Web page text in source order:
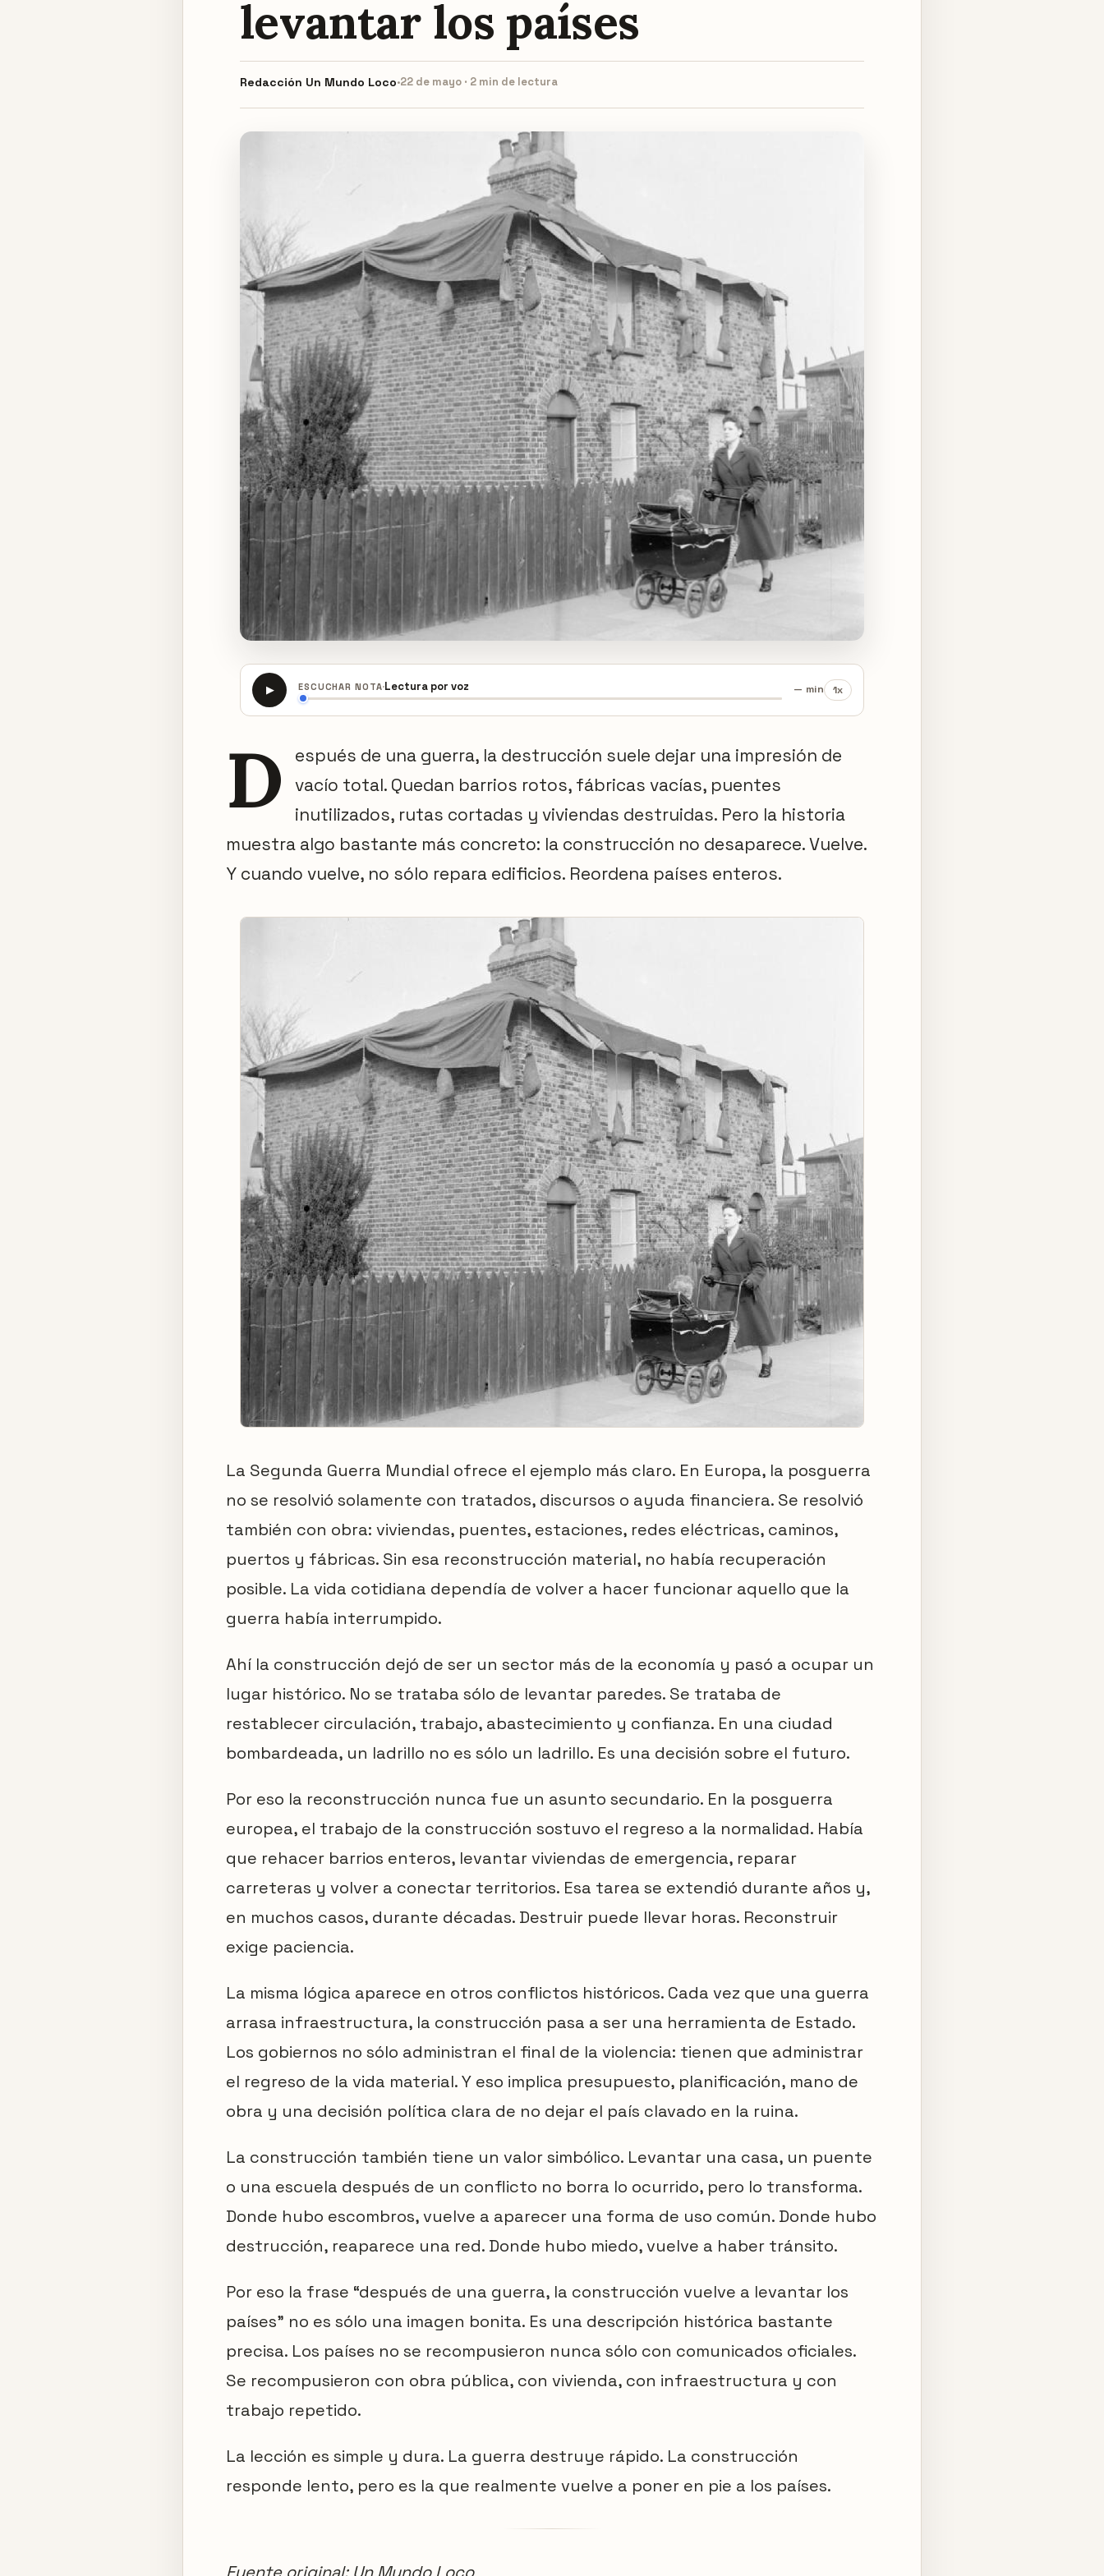
levantar los países
Redacción Un Mundo Loco·22 de mayo · 2 min de lectura
▶ ESCUCHAR NOTA·Lectura por voz — min 1x
D
espués de una guerra, la destrucción suele dejar una impresión de
vacío total. Quedan barrios rotos, fábricas vacías, puentes
inutilizados, rutas cortadas y viviendas destruidas. Pero la historia
muestra algo bastante más concreto: la construcción no desaparece. Vuelve.
Y cuando vuelve, no sólo repara edificios. Reordena países enteros.
La Segunda Guerra Mundial ofrece el ejemplo más claro. En Europa, la posguerra
no se resolvió solamente con tratados, discursos o ayuda financiera. Se resolvió
también con obra: viviendas, puentes, estaciones, redes eléctricas, caminos,
puertos y fábricas. Sin esa reconstrucción material, no había recuperación
posible. La vida cotidiana dependía de volver a hacer funcionar aquello que la
guerra había interrumpido.
Ahí la construcción dejó de ser un sector más de la economía y pasó a ocupar un
lugar histórico. No se trataba sólo de levantar paredes. Se trataba de
restablecer circulación, trabajo, abastecimiento y confianza. En una ciudad
bombardeada, un ladrillo no es sólo un ladrillo. Es una decisión sobre el futuro.
Por eso la reconstrucción nunca fue un asunto secundario. En la posguerra
europea, el trabajo de la construcción sostuvo el regreso a la normalidad. Había
que rehacer barrios enteros, levantar viviendas de emergencia, reparar
carreteras y volver a conectar territorios. Esa tarea se extendió durante años y,
en muchos casos, durante décadas. Destruir puede llevar horas. Reconstruir
exige paciencia.
La misma lógica aparece en otros conflictos históricos. Cada vez que una guerra
arrasa infraestructura, la construcción pasa a ser una herramienta de Estado.
Los gobiernos no sólo administran el final de la violencia: tienen que administrar
el regreso de la vida material. Y eso implica presupuesto, planificación, mano de
obra y una decisión política clara de no dejar el país clavado en la ruina.
La construcción también tiene un valor simbólico. Levantar una casa, un puente
o una escuela después de un conflicto no borra lo ocurrido, pero lo transforma.
Donde hubo escombros, vuelve a aparecer una forma de uso común. Donde hubo
destrucción, reaparece una red. Donde hubo miedo, vuelve a haber tránsito.
Por eso la frase “después de una guerra, la construcción vuelve a levantar los
países” no es sólo una imagen bonita. Es una descripción histórica bastante
precisa. Los países no se recompusieron nunca sólo con comunicados oficiales.
Se recompusieron con obra pública, con vivienda, con infraestructura y con
trabajo repetido.
La lección es simple y dura. La guerra destruye rápido. La construcción
responde lento, pero es la que realmente vuelve a poner en pie a los países.
Fuente original: Un Mundo Loco